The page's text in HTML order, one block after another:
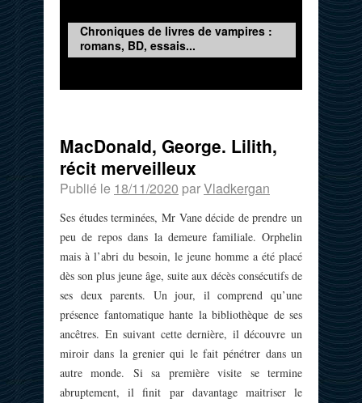
Chroniques de livres de vampires :
romans, BD, essais...
MacDonald, George. Lilith,
récit merveilleux
Publié le 18/11/2020 parVladkergan
Ses études terminées, Mr Vane décide de prendre un
peu de repos dans la demeure familiale. Orphelin
mais à l’abri du besoin, le jeune homme a été placé
dès son plus jeune âge, suite aux décès consécutifs de
ses deux parents. Un jour, il comprend qu’une
présence fantomatique hante la bibliothèque de ses
ancêtres. En suivant cette dernière, il découvre un
miroir dans la grenier qui le fait pénétrer dans un
autre monde. Si sa première visite se termine
abruptement, il finit par davantage maitriser le